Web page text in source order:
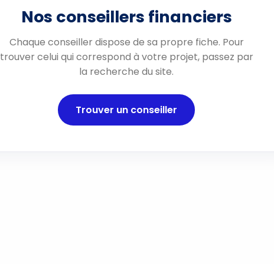
Nos conseillers financiers
Chaque conseiller dispose de sa propre fiche. Pour
trouver celui qui correspond à votre projet, passez par
la recherche du site.
Trouver un conseiller